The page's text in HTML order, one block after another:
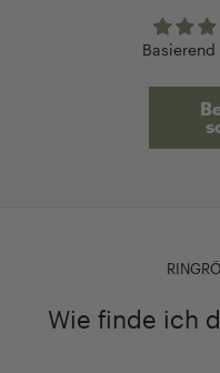
Basierend
Wie finde ich